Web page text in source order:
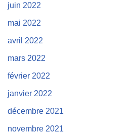
juin 2022
mai 2022
avril 2022
mars 2022
février 2022
janvier 2022
décembre 2021
novembre 2021